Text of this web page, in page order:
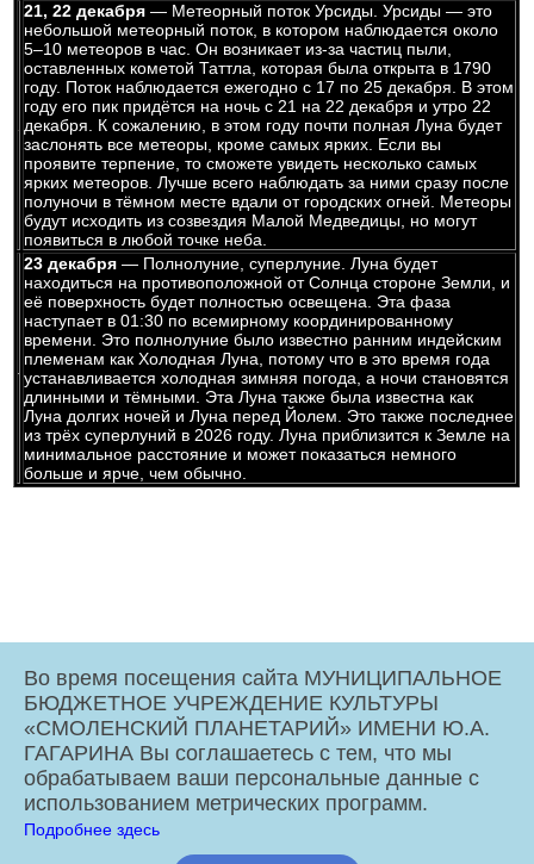
отзыв
vk.com
21, 22 декабря— Метеорный поток Урсиды. Урсиды — это
небольшой метеорный поток, в котором наблюдается около
5–10 метеоров в час. Он возникает из-за частиц пыли,
оставленных кометой Таттла, которая была открыта в 1790
году. Поток наблюдается ежегодно с 17 по 25 декабря. В этом
году его пик придётся на ночь с 21 на 22 декабря и утро 22
декабря. К сожалению, в этом году почти полная Луна будет
заслонять все метеоры, кроме самых ярких. Если вы
проявите терпение, то сможете увидеть несколько самых
ярких метеоров. Лучше всего наблюдать за ними сразу после
полуночи в тёмном месте вдали от городских огней. Метеоры
будут исходить из созвездия Малой Медведицы, но могут
появиться в любой точке неба.
23 декабря— Полнолуние, суперлуние. Луна будет
находиться на противоположной от Солнца стороне Земли, и
её поверхность будет полностью освещена. Эта фаза
наступает в 01:30 по всемирному координированному
времени. Это полнолуние было известно ранним индейским
племенам как Холодная Луна, потому что в это время года
устанавливается холодная зимняя погода, а ночи становятся
длинными и тёмными. Эта Луна также была известна как
Луна долгих ночей и Луна перед Йолем. Это также последнее
из трёх суперлуний в 2026 году. Луна приблизится к Земле на
минимальное расстояние и может показаться немного
больше и ярче, чем обычно.
Во время посещения сайта МУНИЦИПАЛЬНОЕ
БЮДЖЕТНОЕ УЧРЕЖДЕНИЕ КУЛЬТУРЫ
«СМОЛЕНСКИЙ ПЛАНЕТАРИЙ» ИМЕНИ Ю.А.
ГАГАРИНА Вы соглашаетесь с тем, что мы
обрабатываем ваши персональные данные с
использованием метрических программ.
Подробнее здесь